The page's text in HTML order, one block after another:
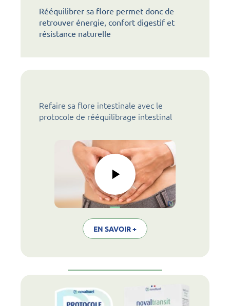
Rééquilibrer sa flore permet donc de
retrouver énergie, confort digestif et
résistance naturelle
Refaire sa flore intestinale avec le
protocole de rééquilibrage intestinal
EN SAVOIR +